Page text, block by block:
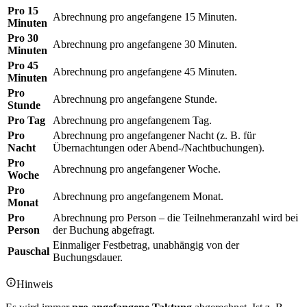
Pro 15
Minuten
Abrechnung pro angefangene 15 Minuten.
Pro 30
Minuten
Abrechnung pro angefangene 30 Minuten.
Pro 45
Minuten
Abrechnung pro angefangene 45 Minuten.
Pro
Stunde
Abrechnung pro angefangene Stunde.
Pro Tag
Abrechnung pro angefangenem Tag.
Pro
Nacht
Abrechnung pro angefangener Nacht (z. B. für
Übernachtungen oder Abend-/Nachtbuchungen).
Pro
Woche
Abrechnung pro angefangener Woche.
Pro
Monat
Abrechnung pro angefangenem Monat.
Pro
Person
Abrechnung pro Person – die Teilnehmeranzahl wird bei
der Buchung abgefragt.
Pauschal
Einmaliger Festbetrag, unabhängig von der
Buchungsdauer.
Hinweis